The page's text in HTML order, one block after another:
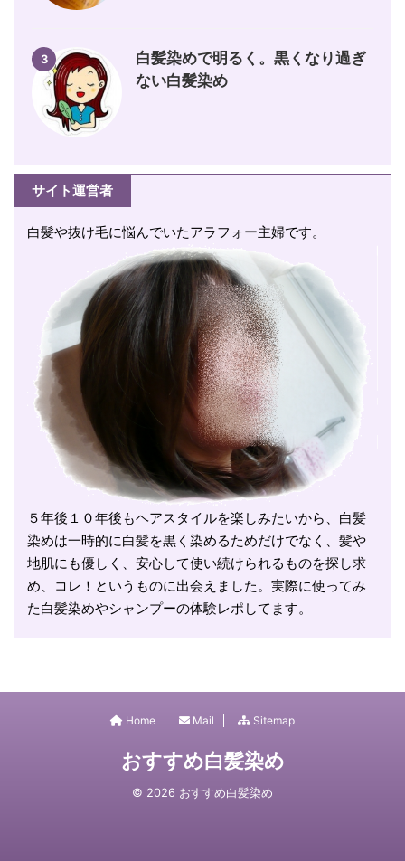
3
白髪染めで明るく。黒くなり過ぎ
ない白髪染め
サイト運営者
白髪や抜け毛に悩んでいたアラフォー主婦です。
５年後１０年後もヘアスタイルを楽しみたいから、白髪
染めは一時的に白髪を黒く染めるためだけでなく、髪や
地肌にも優しく、安心して使い続けられるものを探し求
め、コレ！というものに出会えました。実際に使ってみ
た白髪染めやシャンプーの体験レポしてます。
Home Mail Sitemap
おすすめ白髪染め
© 2026 おすすめ白髪染め